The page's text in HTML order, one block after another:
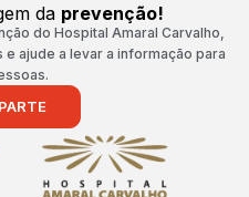
da prevenção!
do Hospital Amaral Carvalho,
ajude a levar a informação para